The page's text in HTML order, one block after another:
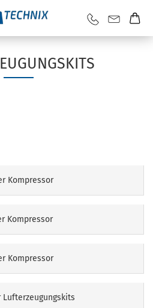
Kompressor
Kompressor
Kompressor
Lufterzeugungskits